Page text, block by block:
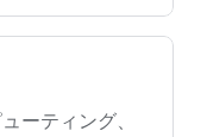
ーティング、